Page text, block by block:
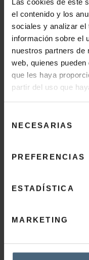
Las cookies de este
el contenido y los
sociales y analizar el
información sobre el
nuestros partners de
web, quienes
que les haya
partir del uso que
NECESARIAS
PREFERENCIAS
ESTADÍSTICA
MARKETING